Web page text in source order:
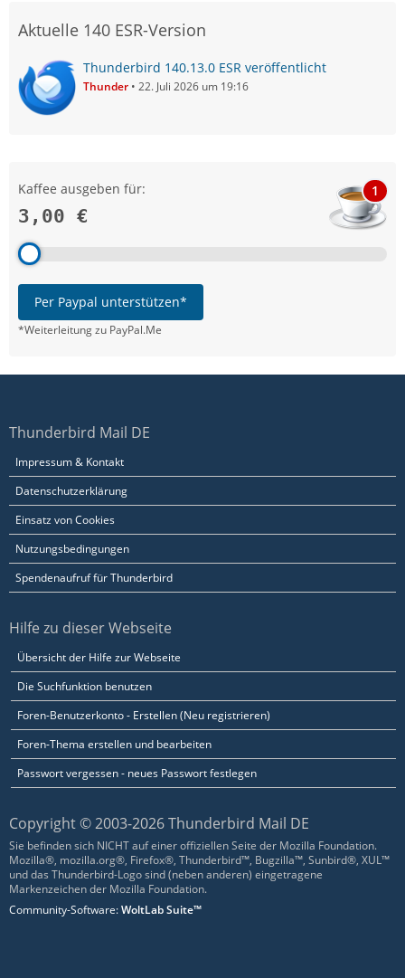
Aktuelle 140 ESR-Version
Thunderbird 140.13.0 ESR veröffentlicht
Thunder 22. Juli 2026 um 19:16
Kaffee ausgeben für:
3,00 €
1
Per Paypal unterstützen*
*Weiterleitung zu PayPal.Me
Thunderbird Mail DE
Impressum & Kontakt
Datenschutzerklärung
Einsatz von Cookies
Nutzungsbedingungen
Spendenaufruf für Thunderbird
Hilfe zu dieser Webseite
Übersicht der Hilfe zur Webseite
Die Suchfunktion benutzen
Foren-Benutzerkonto - Erstellen (Neu registrieren)
Foren-Thema erstellen und bearbeiten
Passwort vergessen - neues Passwort festlegen
Copyright © 2003-2026 Thunderbird Mail DE
Sie befinden sich NICHT auf einer offiziellen Seite der Mozilla Foundation.
Mozilla®, mozilla.org®, Firefox®, Thunderbird™, Bugzilla™, Sunbird®, XUL™
und das Thunderbird-Logo sind (neben anderen) eingetragene
Markenzeichen der Mozilla Foundation.
Community-Software:WoltLab Suite™